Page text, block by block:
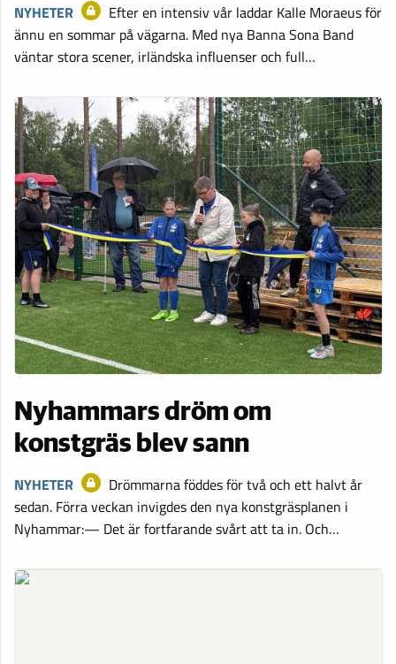
NYHETER
Efter en intensiv vår laddar Kalle Moraeus för
ännu en sommar på vägarna. Med nya Banna Sona Band
väntar stora scener, irländska influenser och full…
Nyhammars dröm om
konstgräs blev sann
NYHETER
Drömmarna föddes för två och ett halvt år
sedan. Förra veckan invigdes den nya konstgräsplanen i
Nyhammar:— Det är fortfarande svårt att ta in. Och…